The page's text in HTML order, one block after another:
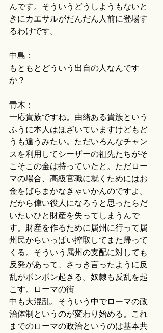
んです。そういうどうしようもないと
きにカエサルがだんだん人前に登場す
るわけです。
中島：
もともとどういう出自の人なんです
か？
青木：
一応貴族ですね。由緒ある貴族という
ふうに本人はほざいていますけどもど
うも違うみたい。ただいろんなチャン
スを利用してシーザーの祖先たちがそ
こそこの金は持っていたと。ただロー
マの場合、高級官職に就くためにはお
金をばらまかなきゃいかんのですよ。
だから偉い役人になろうと思ったらだ
いたいひと財産を失ってしまうんで
す。財産を作るために属州に行って属
州民からいっぱい搾取してまた帰って
くる。そういう属州の支配に対しても
反発があって、さっき言ったように反
乱がボンボン起きる。奴隷も反乱を起
こす。ローマの街
中も大混乱。そういう中でローマの政
治体制というのが変わり始める。これ
までのローマの政治というのは基本共